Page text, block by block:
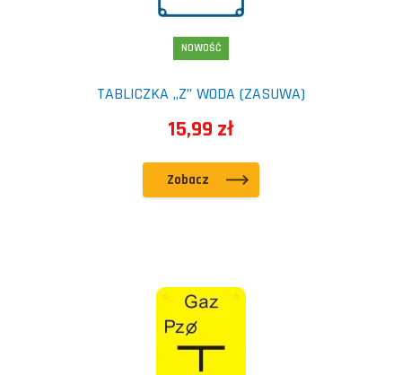
NOWOŚĆ
TABLICZKA „Z” WODA (ZASUWA)
15,99 zł
Zobacz